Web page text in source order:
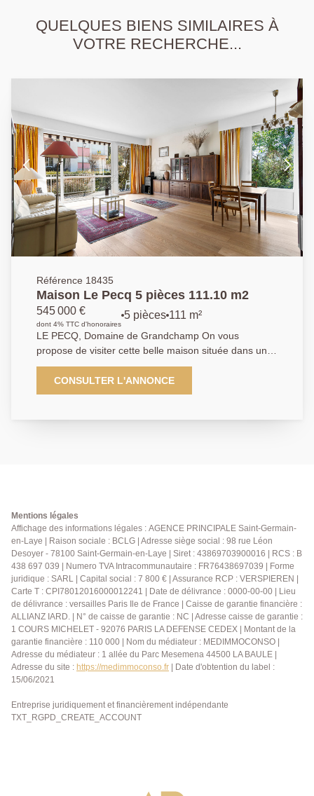
QUELQUES BIENS SIMILAIRES À
VOTRE RECHERCHE...
Référence 18435
Maison Le Pecq 5 pièces 111.10 m2
545 000 €
dont 4% TTC d'honoraires
5 pièces 111 m²
LE PECQ, Domaine de Grandchamp On vous
propose de visiter cette belle maison située dans un
domaine privé en bordure de St Germain en laye
édifiée sur une parcelle d'environ 216m² de terrain
sans nuisance sonore et sans vis-à-vis avec une
entrée, séjour / salle à manger bénéficiant d'un accès
CONSULTER L'ANNONCE
Mentions légales
Affichage des informations légales : AGENCE PRINCIPALE Saint-Germain-
en-Laye | Raison sociale : BCLG | Adresse siège social : 98 rue Léon
Desoyer - 78100 Saint-Germain-en-Laye | Siret : 43869703900016 | RCS : B
438 697 039 | Numero TVA Intracommunautaire : FR76438697039 | Forme
juridique : SARL | Capital social : 7 800 € | Assurance RCP : VERSPIEREN |
Carte T : CPI78012016000012241 | Date de délivrance : 0000-00-00 | Lieu
de délivrance : versailles Paris Ile de France | Caisse de garantie financière :
ALLIANZ IARD. | N° de caisse de garantie : NC | Adresse caisse de garantie :
1 COURS MICHELET - 92076 PARIS LA DEFENSE CEDEX | Montant de la
garantie financière : 110 000 | Nom du médiateur : MEDIMMOCONSO |
Adresse du médiateur : 1 allée du Parc Mesemena 44500 LA BAULE |
Adresse du site : https://medimmoconso.fr | Date d'obtention du label :
15/06/2021
Entreprise juridiquement et financièrement indépendante
TXT_RGPD_CREATE_ACCOUNT